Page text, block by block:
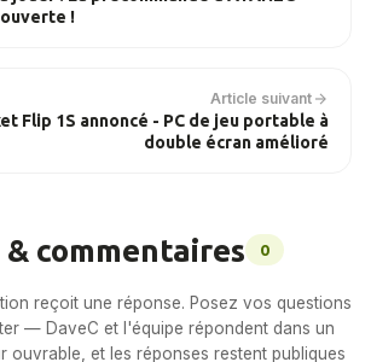
ouverte !
Article suivant
Flip 1S annoncé - PC de jeu portable à
double écran amélioré
commentaires 0
reçoit une réponse. Posez vos questions
— DaveC et l'équipe répondent dans un
ouvrable, et les réponses restent publiques